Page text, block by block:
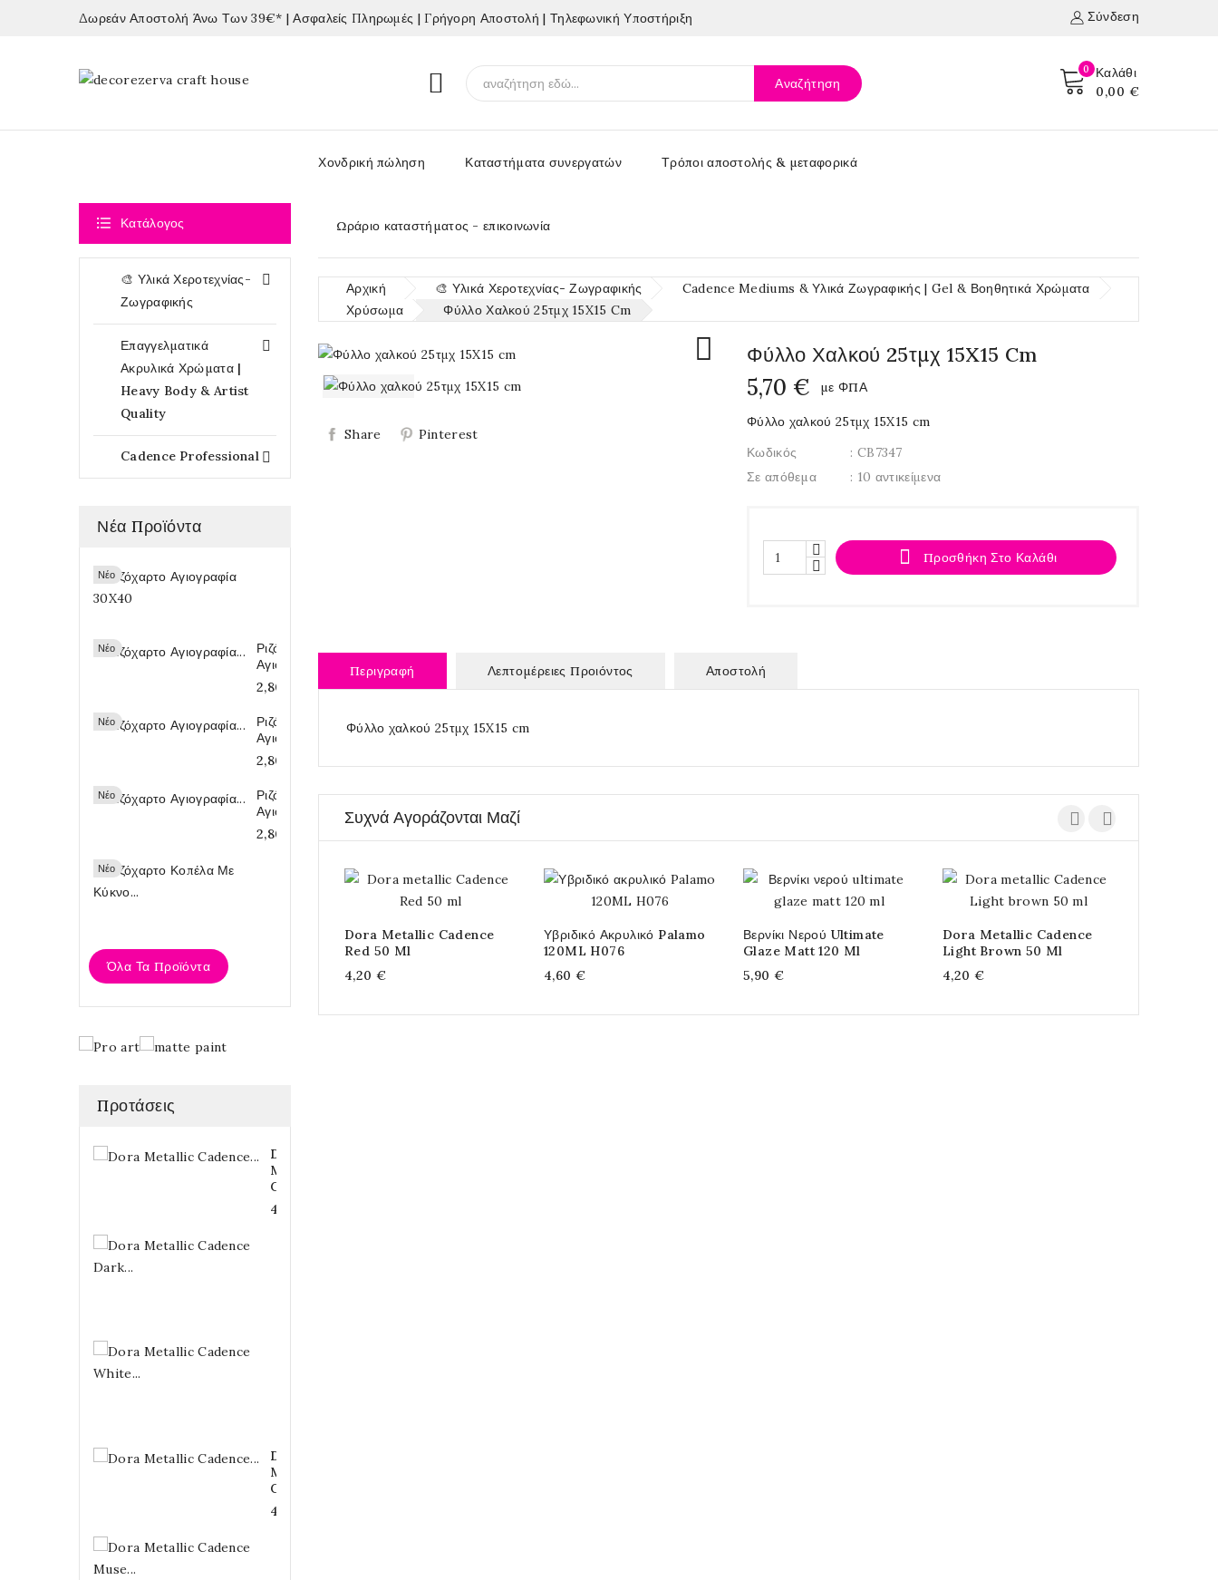
Δωρεάν Αποστολή Άνω Των 39€* | Ασφαλείς Πληρωμές | Γρήγορη Αποστολή | Τηλεφωνική Υποστήριξη Σύνδεση
0
Καλάθι
0,00 €
 Αναζήτηση
Χονδρική πώληση Καταστήματα συνεργατών Τρόποι αποστολής & μεταφορικά
Ωράριο καταστήματος - επικοινωνία
 Κατάλογος

🎨 Υλικά Χεροτεχνίας-
Ζωγραφικής

Επαγγελματικά
Ακρυλικά Χρώματα |
Heavy Body & Artist
Quality

Cadence Professional
Νέα Προϊόντα
Νέο
Νέο
Ριζόχαρτο
Αγιογραφία...
2,80 €
Νέο
Ριζόχαρτο
Αγιογραφία...
2,80 €
Νέο
Ριζόχαρτο
Αγιογραφία...
2,80 €
Νέο
Όλα Τα Προϊόντα
Προτάσεις
Dora
Metallic
Cadence...
4,20 €
Dora
Metallic
Cadence...
4,20 €
Αρχική 🎨 Υλικά Χεροτεχνίας- Ζωγραφικής
Cadence Mediums & Υλικά Ζωγραφικής | Gel & Βοηθητικά Χρώματα
Χρύσωμα
Φύλλο Χαλκού 25τμχ 15X15 Cm

Share Pinterest
Φύλλο Χαλκού 25τμχ 15X15 Cm
5,70 € με ΦΠΑ
Φύλλο χαλκού 25τμχ 15X15 cm
Κωδικός
: CB7347
Σε απόθεμα
: 10 αντικείμενα
 Προσθήκη Στο Καλάθι
Περιγραφή Λεπτομέρειες Προιόντος Αποστολή
Φύλλο χαλκού 25τμχ 15X15 cm
Συχνά Αγοράζονται Μαζί
Dora Metallic Cadence
Red 50 Ml
4,20 €
Υβριδικό Ακρυλικό Palamo
120ML H076
4,60 €
Βερνίκι Νερού Ultimate
Glaze Matt 120 Ml
5,90 €
Dora Metallic Cadence
Light Brown 50 Ml
4,20 €